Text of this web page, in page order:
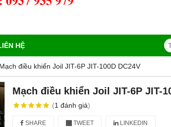
HỆ
Mạch điều khiển Joil JIT-6P JIT-100D DC24V
Mạch điều khiển Joil JIT-6P JIT-
(1 đánh giá)
SHARE TWEET LINKEDIN